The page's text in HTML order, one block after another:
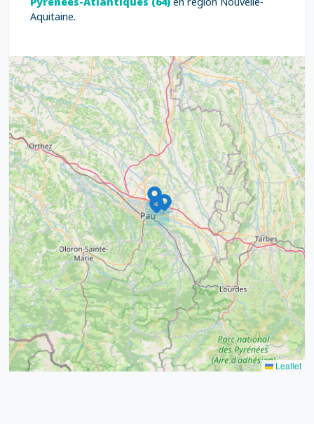
Aquitaine.
2
3
12
4
7
16
9
Leaflet